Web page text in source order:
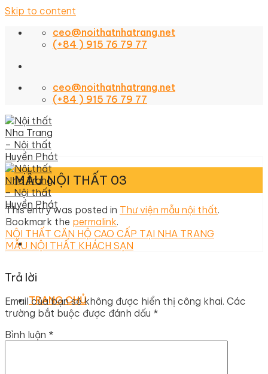
Skip to content
ceo@noithatnhatrang.net
(+84 ) 915 76 79 77
ceo@noithatnhatrang.net
(+84 ) 915 76 79 77
TRANG CHỦ
MẪU NỘI THẤT 03
This entry was posted in Thư viện mẫu nội thất.
Bookmark the permalink.
NỘI THẤT CĂN HỘ CAO CẤP TẠI NHA TRANG
MẪU NỘI THẤT KHÁCH SẠN
Trả lời
Email của bạn sẽ không được hiển thị công khai. Các
trường bắt buộc được đánh dấu *
Bình luận *